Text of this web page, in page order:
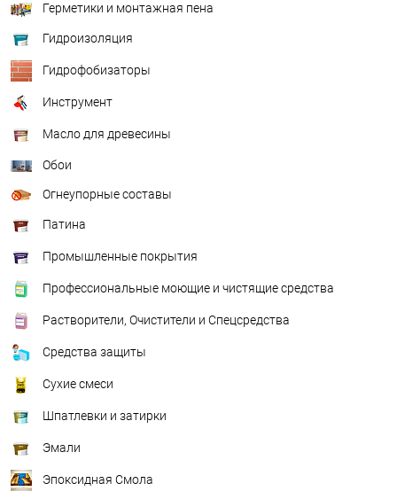
Герметики и монтажная пена
Гидроизоляция
Гидрофобизаторы
Инструмент
Масло для древесины
Обои
Огнеупорные составы
Патина
Промышленные покрытия
Профессиональные моющие и чистящие средства
Растворители, Очистители и Спецсредства
Средства защиты
Сухие смеси
Шпатлевки и затирки
Эмали
Эпоксидная Смола